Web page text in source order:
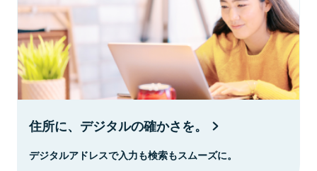
住所に、デジタルの確かさを。
デジタルアドレスで入力も検索もスムーズに。